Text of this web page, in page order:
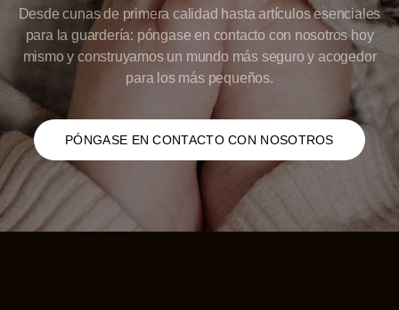
Desde cunas de primera calidad hasta artículos esenciales
para la guardería: póngase en contacto con nosotros hoy
mismo y construyamos un mundo más seguro y acogedor
para los más pequeños.
PÓNGASE EN CONTACTO CON NOSOTROS